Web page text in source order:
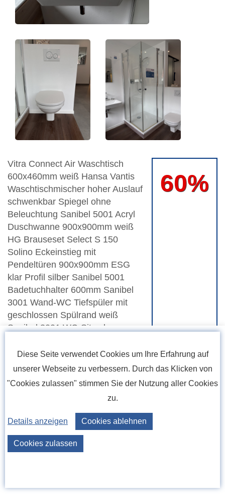
Vitra Connect Air Waschtisch
600x460mm weiß Hansa Vantis
Waschtischmischer hoher Auslauf
schwenkbar Spiegel ohne
Beleuchtung Sanibel 5001 Acryl
Duschwanne 900x900mm weiß
HG Brauseset Select S 150
Solino Eckeinstieg mit
Pendeltüren 900x900mm ESG
klar Profil silber Sanibel 5001
Badetuchhalter 600mm Sanibel
3001 Wand-WC Tiefspüler mit
geschlossen Spülrand weiß
Sanibel 3001 WC-Sitz ohne
60%
Abverkaufspreis aus Ausstellung € 999
inkl. Mwst.
Diese Seite verwendet Cookies um Ihre Erfahrung auf
unserer Webseite zu verbessern. Durch das Klicken von
"Cookies zulassen" stimmen Sie der Nutzung aller Cookies
zu.
Details anzeigen Cookies ablehnen
Cookies zulassen